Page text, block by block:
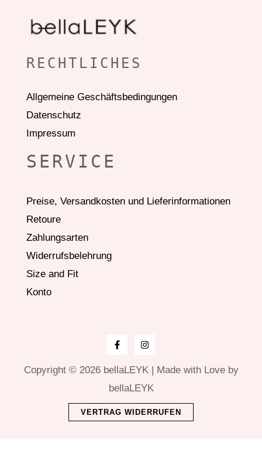
RECHTLICHES
Allgemeine Geschäftsbedingungen
Datenschutz
Impressum
SERVICE
Preise, Versandkosten und Lieferinformationen
Retoure
Zahlungsarten
Widerrufsbelehrung
Size and Fit
Konto
Copyright © 2026 bellaLEYK | Made with Love by
bellaLEYK
VERTRAG WIDERRUFEN